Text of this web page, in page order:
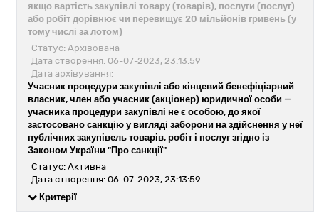
якщо вартість закупівлі товару (товарів), послуги (послуг)
або робіт дорівнює чи перевищує 20 мільйонів гривень (у
тому числі за лотом)
Статус: Архівована
Дата створення: 06-07-2023, 23:13:59
Дата архівування:
Учасник процедури закупівлі або кінцевий бенефіціарний
власник, член або учасник (акціонер) юридичної особи —
учасника процедури закупівлі не є особою, до якої
застосовано санкцію у вигляді заборони на здійснення у неї
публічних закупівель товарів, робіт і послуг згідно із
Законом України "Про санкції"
Статус: Активна
Дата створення: 06-07-2023, 23:13:59
Критерії